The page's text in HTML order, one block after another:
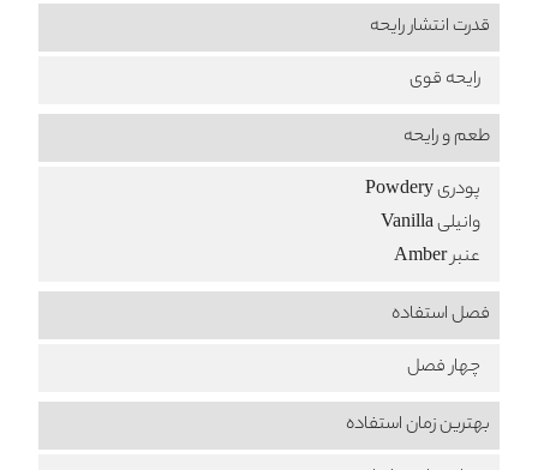
قدرت انتشار رایحه
رایحه قوی
طعم‌ و رایحه
پودری Powdery
وانیلی Vanilla
عنبر Amber
فصل استفاده
چهار فصل
بهترین زمان استفاده